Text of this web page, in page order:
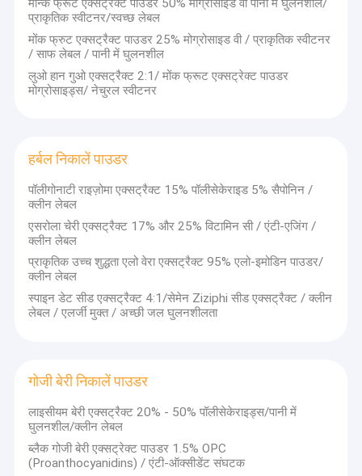
मॉन्क फ्रूट एक्सट्रेक्ट पाउडर 50% मोग्रोसाइड वी पानी में घुलनशील/
प्राकृतिक स्वीटनर/स्वच्छ लेबल
मोंक फ्रुट एक्सट्रैक्ट पाउडर 25% मोग्रोसाइड वी / प्राकृतिक स्वीटनर
/ साफ लेबल / पानी में घुलनशील
लुओ हान गुओ एक्सट्रैक्ट 2:1/ मोंक फ्रूट एक्सट्रेक्ट पाउडर
मोग्रोसाइड्स/ नेचुरल स्वीटनर
हर्बल निकालें पाउडर
पॉलीगोनाटी राइज़ोमा एक्सट्रैक्ट 15% पॉलीसेकेराइड 5% सैपोनिन /
क्लीन लेबल
एसरोला चेरी एक्सट्रैक्ट 17% और 25% विटामिन सी / एंटी-एजिंग /
क्लीन लेबल
प्राकृतिक उच्च शुद्धता एलो वेरा एक्सट्रैक्ट 95% एलो-इमोडिन पाउडर/
क्लीन लेबल
स्पाइन डेट सीड एक्सट्रैक्ट 4:1/सेमेन Ziziphi सीड एक्सट्रैक्ट / क्लीन
लेबल / एलर्जी मुक्त / अच्छी जल घुलनशीलता
गोजी बेरी निकालें पाउडर
लाइसीयम बेरी एक्सट्रैक्ट 20% - 50% पॉलीसेकेराइड्स/पानी में
घुलनशील/क्लीन लेबल
ब्लैक गोजी बेरी एक्सट्रेक्ट पाउडर 1.5% OPC
(Proanthocyanidins) / एंटी-ऑक्सीडेंट संघटक